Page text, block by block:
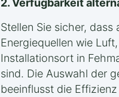
2. Verfügbarkeit
Stellen Sie sicher, dass
Energiequellen wie
Installationsort in
sind. Die Auswahl der
beeinflusst die